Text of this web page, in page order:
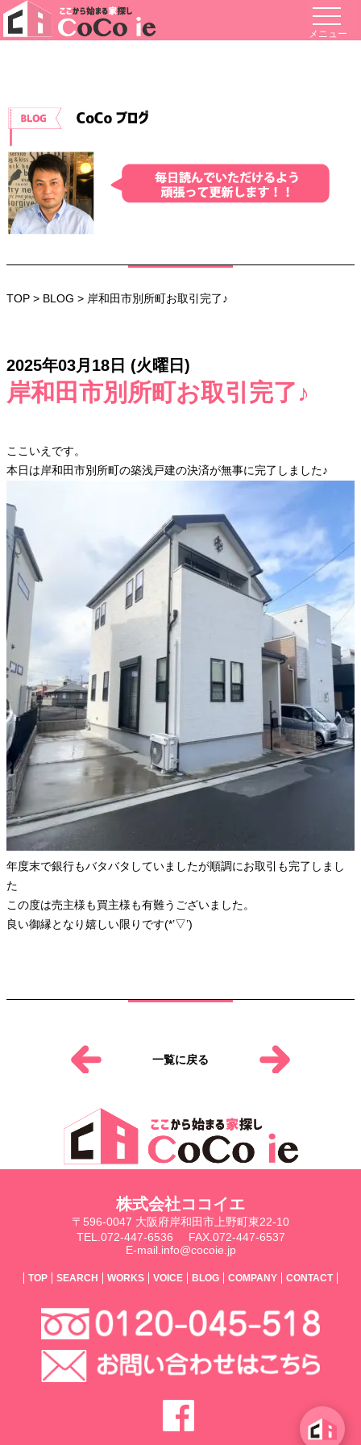
メニュー
TOP > BLOG > 岸和田市別所町お取引完了♪
2025年03月18日 (火曜日)
岸和田市別所町お取引完了♪
ここいえです。
本日は岸和田市別所町の築浅戸建の決済が無事に完了しました♪
年度末で銀行もバタバタしていましたが順調にお取引も完了しまし
た
この度は売主様も買主様も有難うございました。
良い御縁となり嬉しい限りです(*’▽’)
一覧に戻る
株式会社ココイエ
〒596-0047 大阪府岸和田市上野町東22-10
TEL.072-447-6536
FAX.072-447-6537
E-mail.info@cocoie.jp
TOP SEARCH WORKS VOICE BLOG COMPANY CONTACT